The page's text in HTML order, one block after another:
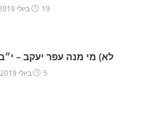
19 ביולי 2019
לא) מי מנה עפר יעקב –
5 ביולי 2019